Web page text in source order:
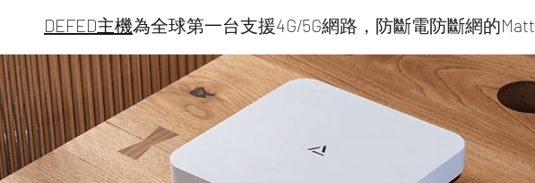
DEFED主機為全球第一台支援4G/5G網路，防斷電防斷網的